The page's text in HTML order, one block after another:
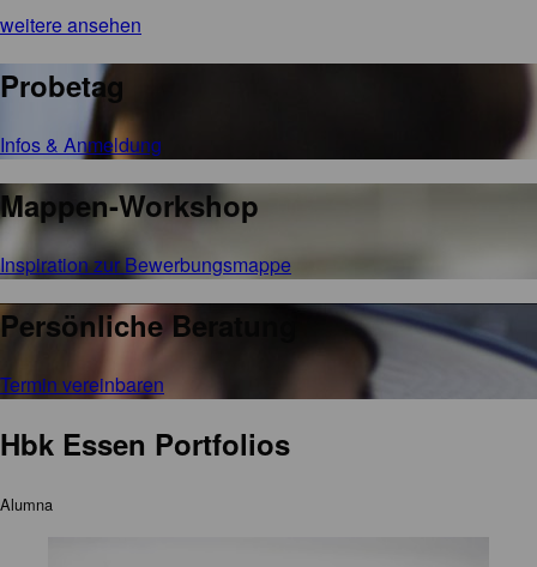
weitere ansehen
Probetag
Infos & Anmeldung
Mappen-Workshop
Inspiration zur Bewerbungsmappe
Persönliche Beratung
Termin vereinbaren
Hbk Essen Portfolios
Alumna